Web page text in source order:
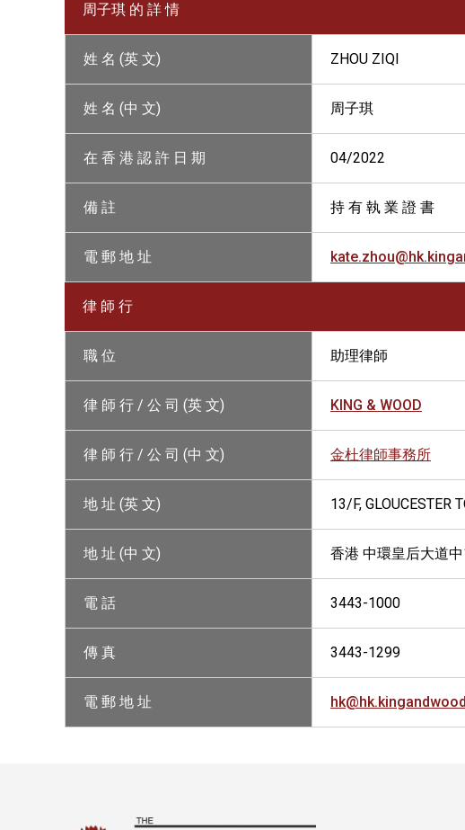
周子琪 的 詳 情
姓 名 (英 文) ZHOU ZIQI
姓 名 (中 文) 周子琪
在 香 港 認 許 日 期 04/2022
備 註 持 有 執 業 證 書
電 郵 地 址
律 師 行
職 位 助理律師
律 師 行 / 公 司 (英 文) KING & WOOD
律 師 行 / 公 司 (中 文) 金杜律師事務所
地 址 (英 文) 13/F, GLOUCESTER
地 址 (中 文) 香港 中環皇后大道
電 話 3443-1000
傳 真 3443-1299
電 郵 地 址